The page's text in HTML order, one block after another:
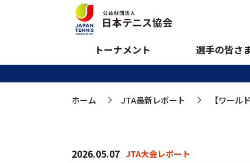
トーナメント 選手の皆さ
【ワールドジュニ
会に進出
ホーム >
JTA最新レポート 【ワー
2026.05.07 JTA大会レポート